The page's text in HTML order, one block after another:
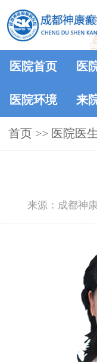
医院首页 医
医院环境 来
首页 >> 医院医生
来源：成都神